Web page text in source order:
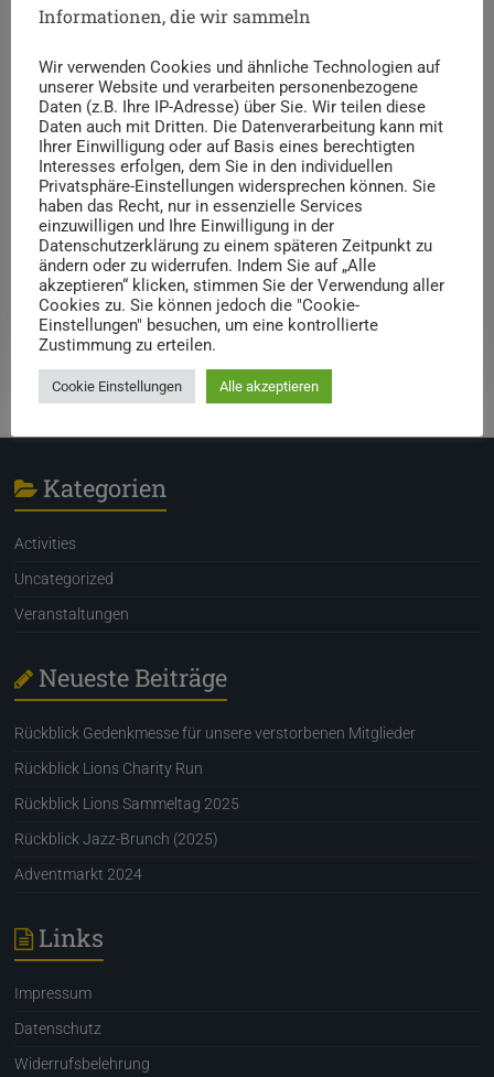
Email Address *
Kategorien
Activities
Uncategorized
Veranstaltungen
Neueste Beiträge
Rückblick Gedenkmesse für unsere verstorbenen Mitglieder
Rückblick Lions Charity Run
Rückblick Lions Sammeltag 2025
Rückblick Jazz-Brunch (2025)
Adventmarkt 2024
Links
Impressum
Datenschutz
Widerrufsbelehrung
Informationen, die wir sammeln
Wir verwenden Cookies und ähnliche Technologien auf
unserer Website und verarbeiten personenbezogene
Daten (z.B. Ihre IP-Adresse) über Sie. Wir teilen diese
Daten auch mit Dritten. Die Datenverarbeitung kann mit
Ihrer Einwilligung oder auf Basis eines berechtigten
Interesses erfolgen, dem Sie in den individuellen
Privatsphäre-Einstellungen widersprechen können. Sie
haben das Recht, nur in essenzielle Services
einzuwilligen und Ihre Einwilligung in der
Datenschutzerklärung zu einem späteren Zeitpunkt zu
ändern oder zu widerrufen. Indem Sie auf „Alle
akzeptieren“ klicken, stimmen Sie der Verwendung aller
Cookies zu. Sie können jedoch die "Cookie-
Einstellungen" besuchen, um eine kontrollierte
Zustimmung zu erteilen.
Cookie Einstellungen Alle akzeptieren